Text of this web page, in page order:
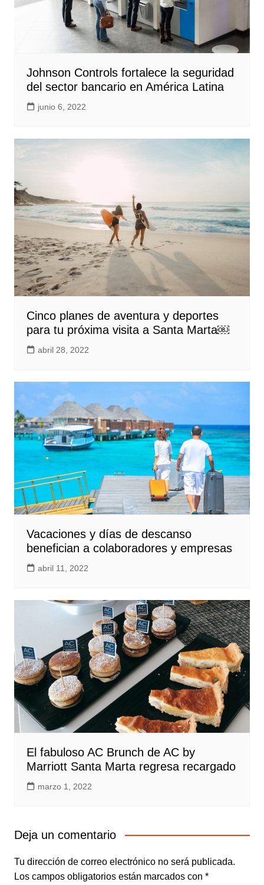
Johnson Controls fortalece la seguridad
del sector bancario en América Latina
junio 6, 2022
Cinco planes de aventura y deportes
para tu próxima visita a Santa Marta￼
abril 28, 2022
Vacaciones y días de descanso
benefician a colaboradores y empresas
abril 11, 2022
El fabuloso AC Brunch de AC by
Marriott Santa Marta regresa recargado
marzo 1, 2022
Deja un comentario
Tu dirección de correo electrónico no será publicada.
Los campos obligatorios están marcados con *